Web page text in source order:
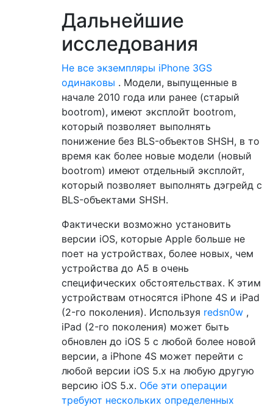
Дальнейшие
исследования
Не все экземпляры iPhone 3GS
одинаковы . Модели, выпущенные в
начале 2010 года или ранее (старый
bootrom), имеют эксплойт bootrom,
который позволяет выполнять
понижение без BLS-объектов SHSH, в то
время как более новые модели (новый
bootrom) имеют отдельный эксплойт,
который позволяет выполнять дэгрейд с
BLS-объектами SHSH.
Фактически возможно установить
версии iOS, которые Apple больше не
поет на устройствах, более новых, чем
устройства до A5 в очень
специфических обстоятельствах. К этим
устройствам относятся iPhone 4S и iPad
(2-го поколения). Используя redsn0w ,
iPad (2-го поколения) может быть
обновлен до iOS 5 с любой более новой
версии, а iPhone 4S может перейти с
любой версии iOS 5.x на любую другую
версию iOS 5.x. Обе эти операции
требуют нескольких определенных